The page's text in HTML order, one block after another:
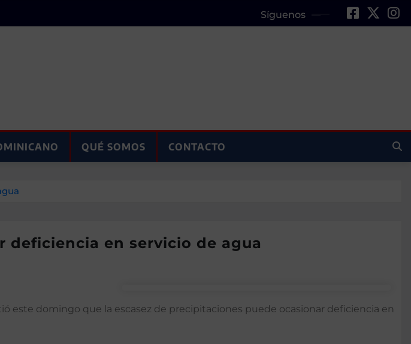
Síguenos
QUÉ SOMOS CONTACTO
deficiencia en servicio de agua
este domingo que la escasez de precipitaciones puede ocasionar deficiencia en